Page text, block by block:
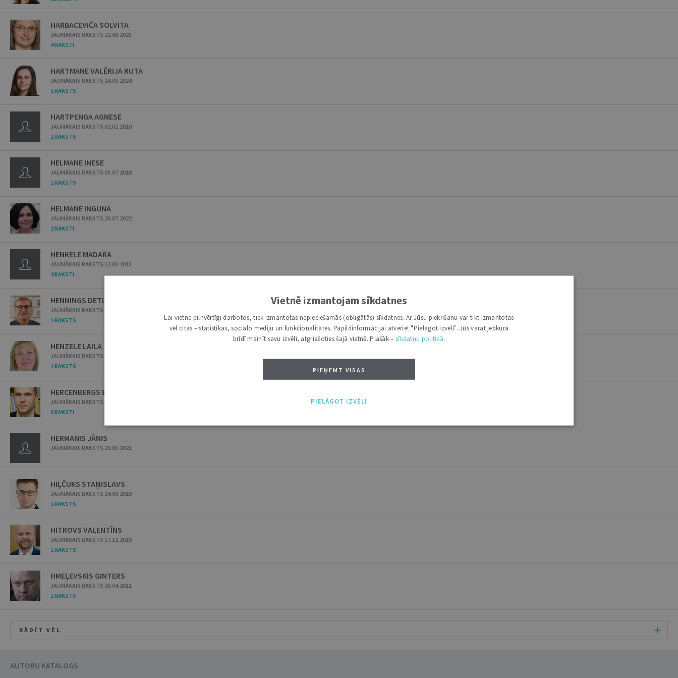
HARBACEVIČA SOLVITA
JAUNĀKAIS RAKSTS 22.08.2023
4 RAKSTI
HARTMANE VALĒRIJA RUTA
JAUNĀKAIS RAKSTS 24.09.2024
1 RAKSTS
HARTPENGA AGNESE
JAUNĀKAIS RAKSTS 02.02.2010
1 RAKSTS
HELMANE INESE
JAUNĀKAIS RAKSTS 03.07.2018
1 RAKSTS
HELMANE INGUNA
JAUNĀKAIS RAKSTS 26.07.2022
2 RAKSTI
HENKELE MADARA
JAUNĀKAIS RAKSTS 12.03.2013
4 RAKSTI
HENNINGS DETLEFS
JAUNĀKAIS RAKSTS 01.08.2023
1 RAKSTS
HENZELE LAILA
JAUNĀKAIS RAKSTS 16.06.2020
1 RAKSTS
HERCENBERGS EDGARS
JAUNĀKAIS RAKSTS 12.05.2015
6 RAKSTI
HERMANIS JĀNIS
JAUNĀKAIS RAKSTS 29.03.2021
HIĻČUKS STAŅISLAVS
JAUNĀKAIS RAKSTS 24.09.2019
1 RAKSTS
HITROVS VALENTĪNS
JAUNĀKAIS RAKSTS 17.12.2019
1 RAKSTS
HMEĻEVSKIS GINTERS
JAUNĀKAIS RAKSTS 26.04.2011
1 RAKSTS
RĀDĪT VĒL
AUTORU KATALOGS
Vietnē izmantojam sīkdatnes
Lai vietne pilnvērtīgi darbotos, tiek izmantotas nepieciešamās (obligātās) sīkdatnes. Ar Jūsu piekrišanu var tikt izmantotas
vēl citas – statistikas, sociālo mediju un funkcionalitātes. Papildinformācijai atveriet "Pielāgot izvēli". Jūs varat jebkurā
brīdī mainīt savu izvēli, atgriežoties šajā vietnē. Plašāk – sīkdatņu politikā.
PIEŅEMT VISAS
PIELĀGOT IZVĒLI